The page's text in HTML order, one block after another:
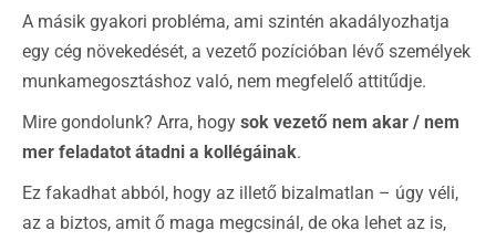
A másik gyakori probléma, ami szintén akadályozhatja
egy cég növekedését, a vezető pozícióban lévő személyek
munkamegosztáshoz való, nem megfelelő attitűdje.
Mire gondolunk? Arra, hogy sok vezető nem akar / nem
mer feladatot átadni a kollégáinak.
Ez fakadhat abból, hogy az illető bizalmatlan – úgy véli,
az a biztos, amit ő maga megcsinál, de oka lehet az is,